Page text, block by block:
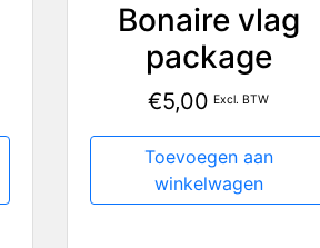
Bonaire vlag
package
€5,00 Excl. BTW
Toevoegen aan
winkelwagen